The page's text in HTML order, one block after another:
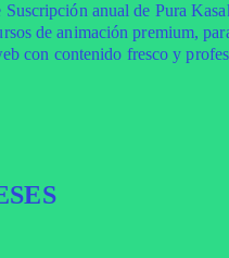
Suscripción anual de Pura
de animación premium,
con contenido fresco y